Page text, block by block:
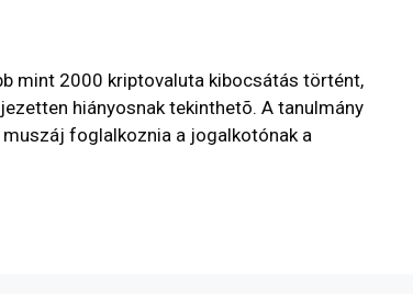
mint 2000 kriptovaluta kibocsátás történt,
hiányosnak tekinthetõ. A tanulmány
foglalkoznia a jogalkotónak a